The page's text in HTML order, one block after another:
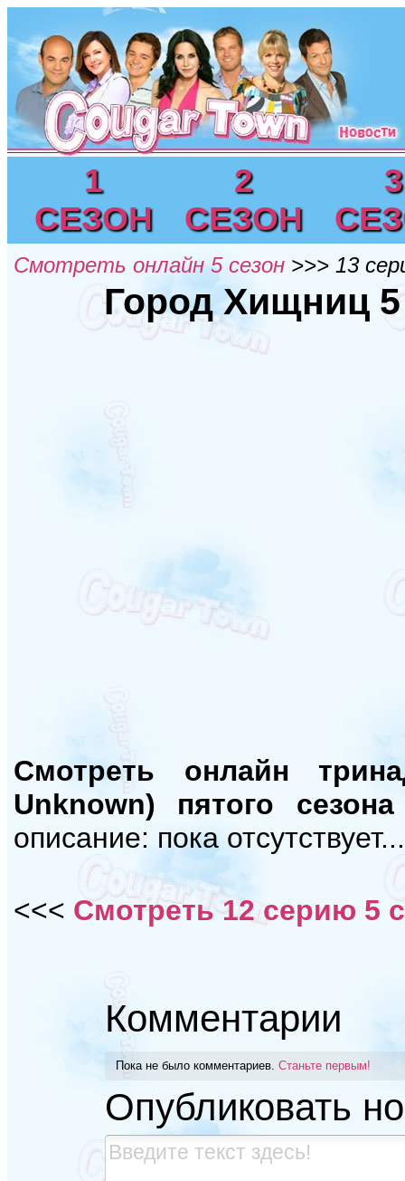
1
СЕЗОН
2
СЕЗОН
3
Смотреть онлайн 5 сезон >>> 13
Город Хищниц 5
Смотреть онлайн
Unknown) пятого
описание: пока отсутствует...
<<< Смотреть 12 серию 5
Комментарии
Пока не было комментариев. Станьте первым!
Опубликовать